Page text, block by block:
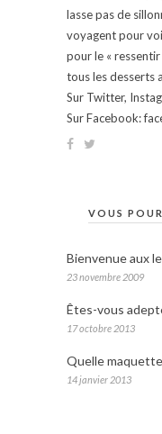
lasse pas de
voyagent pour
pour le «
tous les desserts
Sur Twitter,
Sur Facebook:
VOUS
Bienvenue aux
23 novembre 2009
Êtes-vous
17 octobre 2013
Quelle
14 janvier 2013